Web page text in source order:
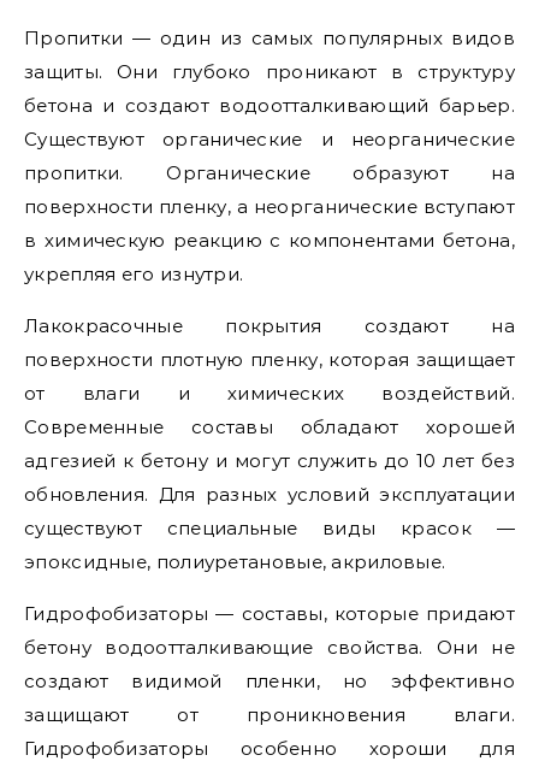
Пропитки — один из самых популярных видов
защиты. Они глубоко проникают в структуру
бетона и создают водоотталкивающий барьер.
Существуют органические и неорганические
пропитки. Органические образуют на
поверхности пленку, а неорганические вступают
в химическую реакцию с компонентами бетона,
укрепляя его изнутри.
Лакокрасочные покрытия создают на
поверхности плотную пленку, которая защищает
от влаги и химических воздействий.
Современные составы обладают хорошей
адгезией к бетону и могут служить до 10 лет без
обновления. Для разных условий эксплуатации
существуют специальные виды красок —
эпоксидные, полиуретановые, акриловые.
Гидрофобизаторы — составы, которые придают
бетону водоотталкивающие свойства. Они не
создают видимой пленки, но эффективно
защищают от проникновения влаги.
Гидрофобизаторы особенно хороши для